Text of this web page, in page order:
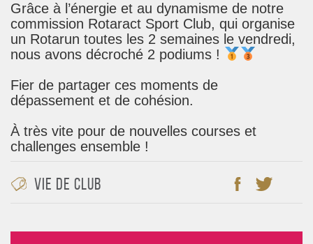
Grâce à l’énergie et au dynamisme de notre
commission Rotaract Sport Club, qui organise
un Rotarun toutes les 2 semaines le vendredi,
nous avons décroché 2 podiums !
Fier de partager ces moments de
dépassement et de cohésion.
À très vite pour de nouvelles courses et
challenges ensemble !
Vie de club